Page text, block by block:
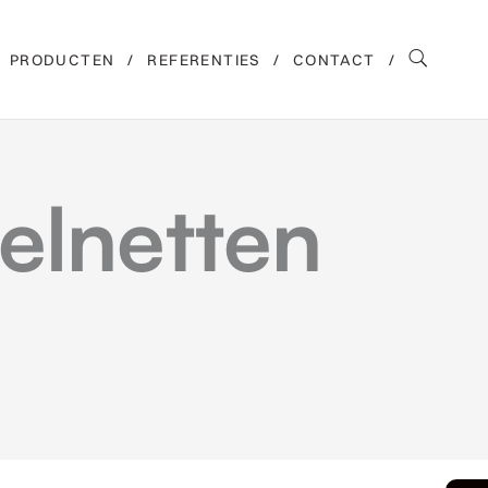
PRODUCTEN REFERENTIES CONTACT